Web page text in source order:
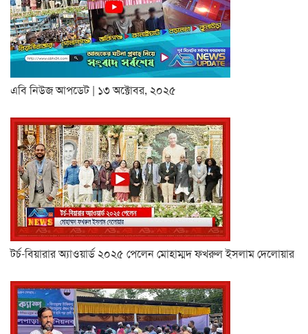
এবি নিউজ আপডেট | ১৩ অক্টোবর, ২০২৫
টর্চ-বিয়ারার অ্যাওয়ার্ড ২০২৫ পেলেন মোহাম্মদ ফখরুল ইসলাম দেলোয়ার